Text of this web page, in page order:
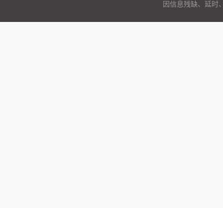
因信息残缺、延时